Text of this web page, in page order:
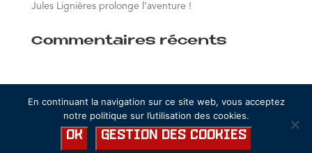
Jules Lignières prolonge l’aventure !
Commentaires récents
En continuant la navigation sur ce site web, vous acceptez
notre politique sur l’utilisation des cookies.
Ok Gestion des cookies